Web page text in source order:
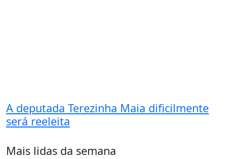
A deputada Terezinha Maia dificilmente
será reeleita
Mais lidas da semana